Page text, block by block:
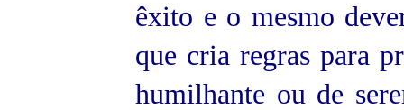
êxito e o mesmo
que cria regras para
humilhante ou de